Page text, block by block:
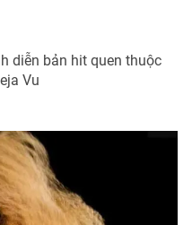
diễn bản hit quen thuộc
Vu